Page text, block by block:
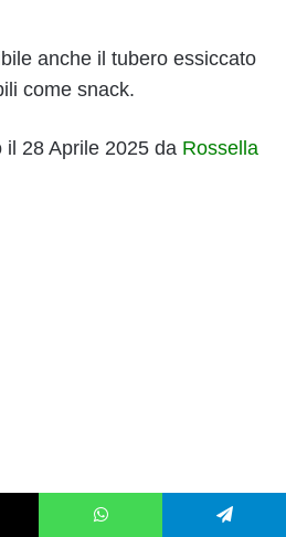
anche il tubero essiccato
come snack.
il 28 Aprile 2025 da Rossella